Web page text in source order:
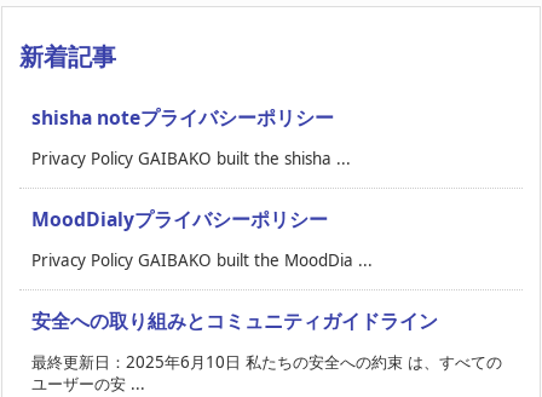
新着記事
shisha noteプライバシーポリシー
Privacy Policy GAIBAKO built the shisha ...
MoodDialyプライバシーポリシー
Privacy Policy GAIBAKO built the MoodDia ...
安全への取り組みとコミュニティガイドライン
最終更新日：2025年6月10日 私たちの安全への約束 は、すべての
ユーザーの安 ...